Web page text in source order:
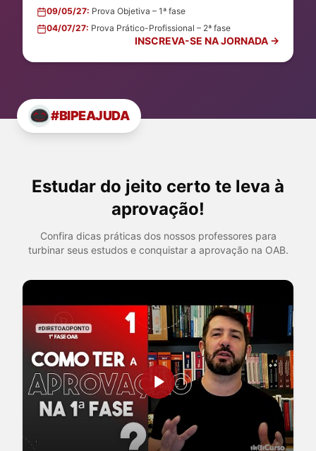
09/05/27: Prova Objetiva – 1ª fase
04/07/27: Prova Prático-Profissional – 2ª fase
INSCREVA-SE NA JORNADA →
#BIPEAJUDA
Estudar do jeito certo te leva à
aprovação!
Confira dicas práticas dos nossos professores para
turbinar seus estudos e conquistar a aprovação na OAB.